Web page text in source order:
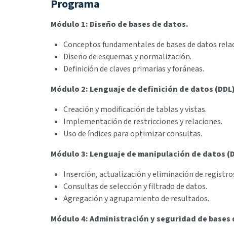
Programa
Módulo 1: Diseño de bases de datos.
Conceptos fundamentales de bases de datos
Diseño de esquemas y normalización.
Definición de claves primarias y foráneas.
Módulo 2: Lenguaje de definición de datos
Creación y modificación de tablas y vistas.
Implementación de restricciones y relaciones.
Uso de índices para optimizar consultas.
Módulo 3: Lenguaje de manipulación de datos
Inserción, actualización y eliminación de
Consultas de selección y filtrado de datos.
Agregación y agrupamiento de resultados.
Módulo 4: Administración y seguridad de bases